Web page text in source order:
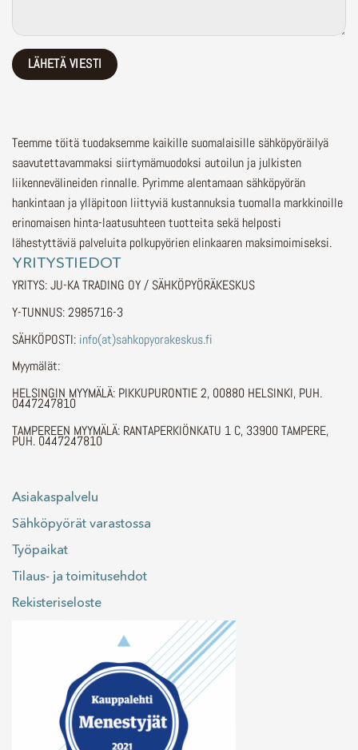
Teemme töitä tuodaksemme kaikille suomalaisille sähköpyöräilyä
saavutettavammaksi siirtymämuodoksi autoilun ja julkisten
liikennevälineiden rinnalle. Pyrimme alentamaan sähköpyörän
hankintaan ja ylläpitoon liittyviä kustannuksia tuomalla markkinoille
erinomaisen hinta-laatusuhteen tuotteita sekä helposti
lähestyttäviä palveluita polkupyörien elinkaaren maksimoimiseksi.
YRITYSTIEDOT
YRITYS: JU-KA TRADING OY / SÄHKÖPYÖRÄKESKUS
Y-TUNNUS: 2985716-3
SÄHKÖPOSTI: info(at)sahkopyorakeskus.fi
Myymälät:
HELSINGIN MYYMÄLÄ: PIKKUPURONTIE 2, 00880 HELSINKI, PUH.
0447247810
TAMPEREEN MYYMÄLÄ: RANTAPERKIÖNKATU 1 C, 33900 TAMPERE,
PUH. 0447247810
Asiakaspalvelu
Sähköpyörät varastossa
Työpaikat
Tilaus- ja toimitusehdot
Rekisteriseloste